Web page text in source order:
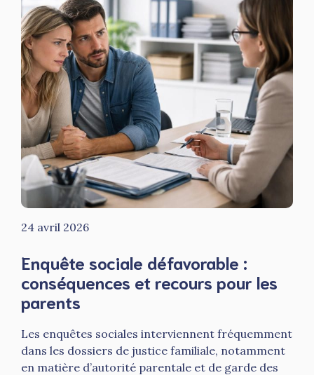
24 avril 2026
Enquête sociale défavorable :
conséquences et recours pour les
parents
Les enquêtes sociales interviennent fréquemment
dans les dossiers de justice familiale, notamment
en matière d’autorité parentale et de garde des